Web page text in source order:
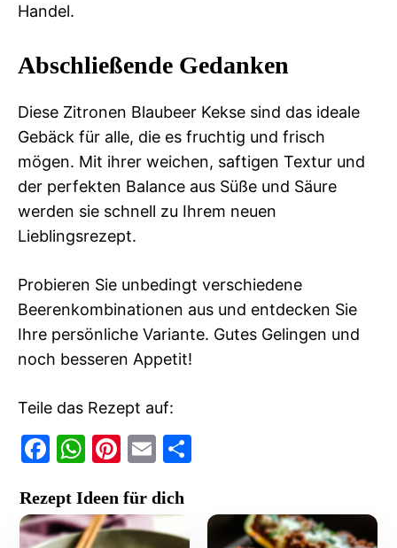
Handel.
Abschließende Gedanken
Diese Zitronen Blaubeer Kekse sind das ideale
Gebäck für alle, die es fruchtig und frisch
mögen. Mit ihrer weichen, saftigen Textur und
der perfekten Balance aus Süße und Säure
werden sie schnell zu Ihrem neuen
Lieblingsrezept.
Probieren Sie unbedingt verschiedene
Beerenkombinationen aus und entdecken Sie
Ihre persönliche Variante. Gutes Gelingen und
noch besseren Appetit!
Teile das Rezept auf:
F
c
e
W
at
s
Pi
er
e
E
ai
l
le
n
Rezept Ideen für dich